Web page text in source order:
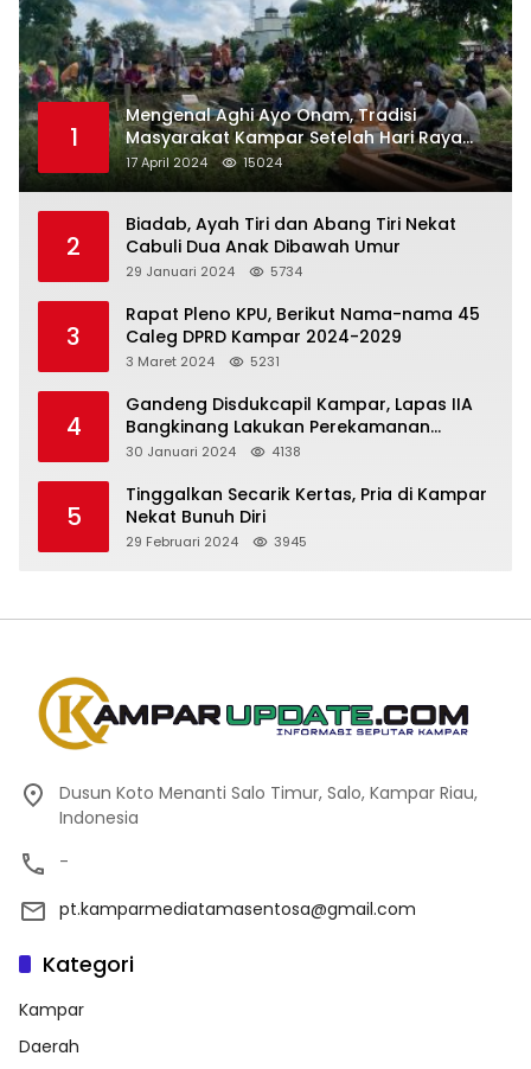
1
Mengenal Aghi Ayo Onam, Tradisi
Masyarakat Kampar Setelah Hari Raya
Idul Fitri
17 April 2024 15024
2
Biadab, Ayah Tiri dan Abang Tiri Nekat
Cabuli Dua Anak Dibawah Umur
29 Januari 2024 5734
3
Rapat Pleno KPU, Berikut Nama-nama 45
3 Maret 2024 5231
4
Gandeng Disdukcapil Kampar, Lapas IIA
Bangkinang Lakukan Perekamanan
Kependudukan WBP
30 Januari 2024 4138
5
Tinggalkan Secarik Kertas, Pria di Kampar
Nekat Bunuh Diri
29 Februari 2024 3945
Dusun Koto Menanti Salo Timur, Salo, Kampar Riau,
Indonesia
-
pt.kamparmediatamasentosa@gmail.com
Kategori
Kampar
Daerah